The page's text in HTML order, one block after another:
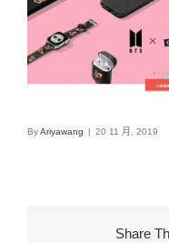
ByAriyawang | 20 11 月, 2019
Share